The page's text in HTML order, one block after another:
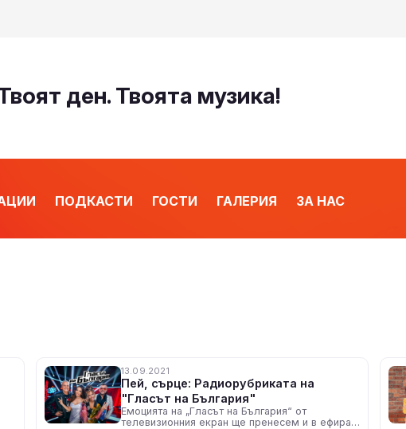
ден. Твоята музика!
ПОДКАСТИ ГОСТИ ГАЛЕРИЯ ЗА НАС
13.09.2021
Пей, сърце: Радиорубриката на
"Гласът на България"
Емоцията на „Гласът на България“ от
телевизионния екран ще пренесем и в ефира